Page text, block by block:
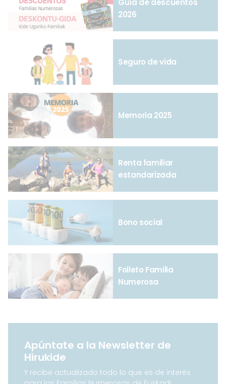
Guía de descuentos
2026
Seguro de vida
Memoria 2025
Renta familiar
estandarizada
Bono social
Folleto Familia
Numerosa
Apúntate a la Newsletter de
Hirukide
Y recibe actualizado todo lo que es de interés